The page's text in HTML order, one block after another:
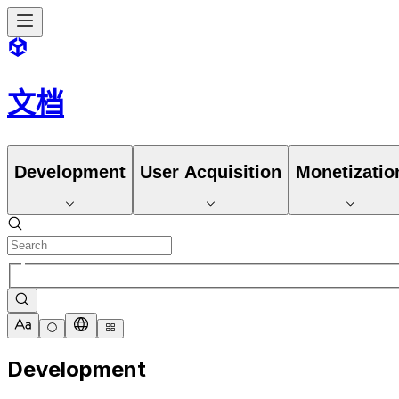
文档
Development User Acquisition
Development